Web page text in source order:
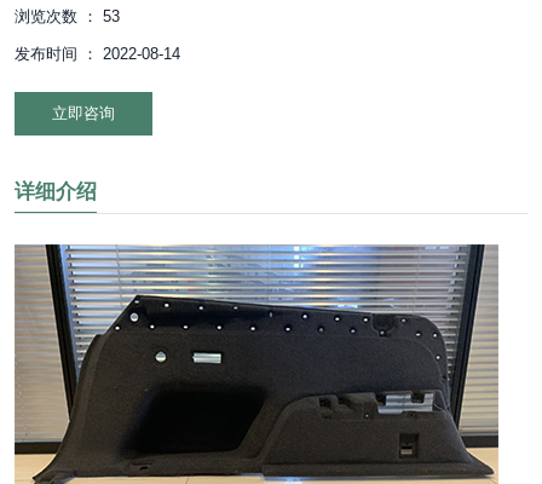
浏览次数 ： 53
发布时间 ： 2022-08-14
立即咨询
详细介绍